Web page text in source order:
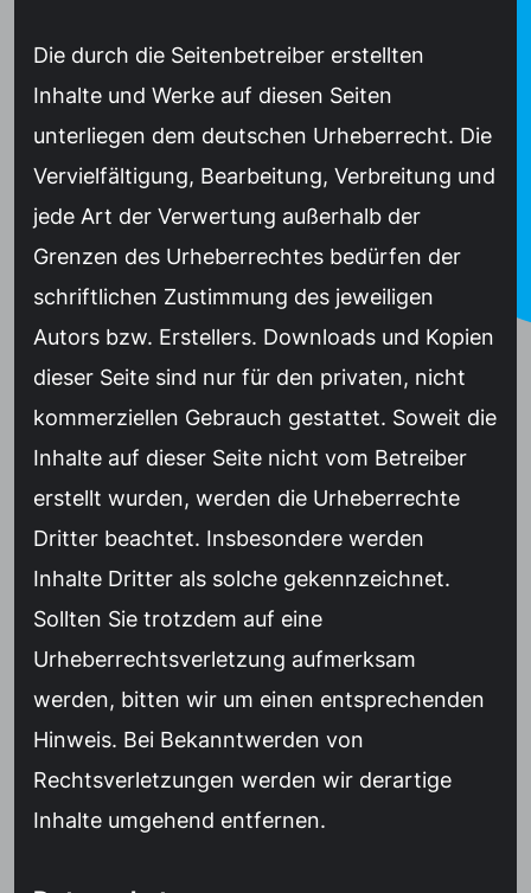
Die durch die Seitenbetreiber erstellten
Inhalte und Werke auf diesen Seiten
unterliegen dem deutschen Urheberrecht. Die
Vervielfältigung, Bearbeitung, Verbreitung und
jede Art der Verwertung außerhalb der
Grenzen des Urheberrechtes bedürfen der
schriftlichen Zustimmung des jeweiligen
Autors bzw. Erstellers. Downloads und Kopien
dieser Seite sind nur für den privaten, nicht
kommerziellen Gebrauch gestattet. Soweit die
Inhalte auf dieser Seite nicht vom Betreiber
erstellt wurden, werden die Urheberrechte
Dritter beachtet. Insbesondere werden
Inhalte Dritter als solche gekennzeichnet.
Sollten Sie trotzdem auf eine
Urheberrechtsverletzung aufmerksam
werden, bitten wir um einen entsprechenden
Hinweis. Bei Bekanntwerden von
Rechtsverletzungen werden wir derartige
Inhalte umgehend entfernen.